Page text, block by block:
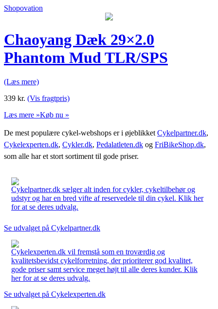
Shopovation
Chaoyang Dæk 29×2.0
Phantom Mud TLR/SPS
(Læs mere)
339 kr. (Vis fragtpris)
Læs mere »Køb nu »
De mest populære cykel-webshops er i øjeblikket Cykelpartner.dk,
Cykelexperten.dk, Cykler.dk, Pedalatleten.dk og FriBikeShop.dk,
som alle har et stort sortiment til gode priser.
Cykelpartner.dk sælger alt inden for cykler, cykeltilbehør og
udstyr og har en bred vifte af reservedele til din cykel. Klik her
for at se deres udvalg.
Se udvalget på Cykelpartner.dk
Cykelexperten.dk vil fremstå som en troværdig og
kvalitetsbevidst cykelforretning, der prioriterer god kvalitet,
gode priser samt service meget højt til alle deres kunder. Klik
her for at se deres udvalg.
Se udvalget på Cykelexperten.dk